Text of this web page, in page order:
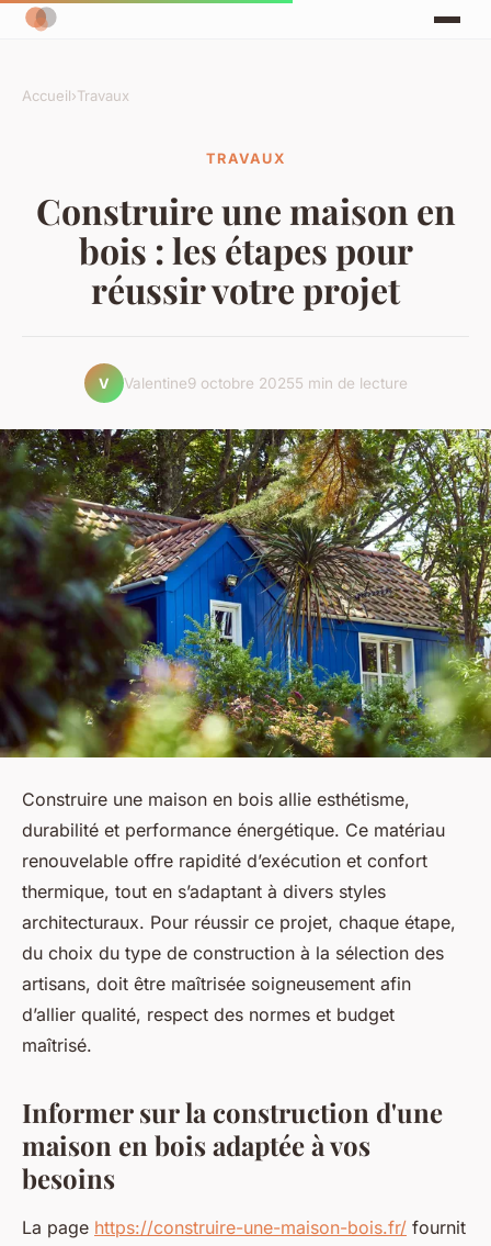
Accueil›Travaux
TRAVAUX
Construire une maison en
bois : les étapes pour
réussir votre projet
V Valentine9 octobre 20255 min de lecture
Construire une maison en bois allie esthétisme,
durabilité et performance énergétique. Ce matériau
renouvelable offre rapidité d’exécution et confort
thermique, tout en s’adaptant à divers styles
architecturaux. Pour réussir ce projet, chaque étape,
du choix du type de construction à la sélection des
artisans, doit être maîtrisée soigneusement afin
d’allier qualité, respect des normes et budget
maîtrisé.
Informer sur la construction d'une
maison en bois adaptée à vos
besoins
La page https://construire-une-maison-bois.fr/ fournit